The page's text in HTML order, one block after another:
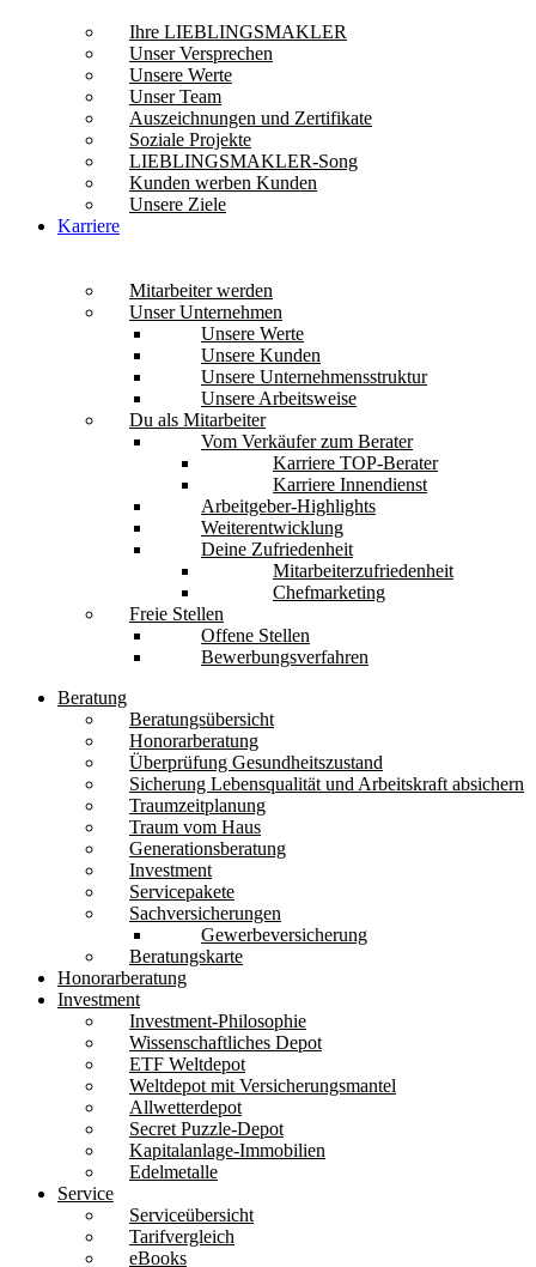
Ihre LIEBLINGSMAKLER
Unser Versprechen
Unsere Werte
Unser Team
Auszeichnungen und Zertifikate
Soziale Projekte
LIEBLINGSMAKLER-Song
Kunden werben Kunden
Unsere Ziele
Karriere
Mitarbeiter werden
Unser Unternehmen
Unsere Werte
Unsere Kunden
Unsere Unternehmensstruktur
Unsere Arbeitsweise
Du als Mitarbeiter
Vom Verkäufer zum Berater
Karriere TOP-Berater
Karriere Innendienst
Arbeitgeber-Highlights
Weiterentwicklung
Deine Zufriedenheit
Mitarbeiterzufriedenheit
Chefmarketing
Freie Stellen
Offene Stellen
Bewerbungsverfahren
Beratung
Beratungsübersicht
Honorarberatung
Überprüfung Gesundheitszustand
Sicherung Lebensqualität und Arbeitskraft absichern
Traumzeitplanung
Traum vom Haus
Generationsberatung
Investment
Servicepakete
Sachversicherungen
Gewerbeversicherung
Beratungskarte
Honorarberatung
Investment
Investment-Philosophie
Wissenschaftliches Depot
ETF Weltdepot
Weltdepot mit Versicherungsmantel
Allwetterdepot
Secret Puzzle-Depot
Kapitalanlage-Immobilien
Edelmetalle
Service
Serviceübersicht
Tarifvergleich
eBooks